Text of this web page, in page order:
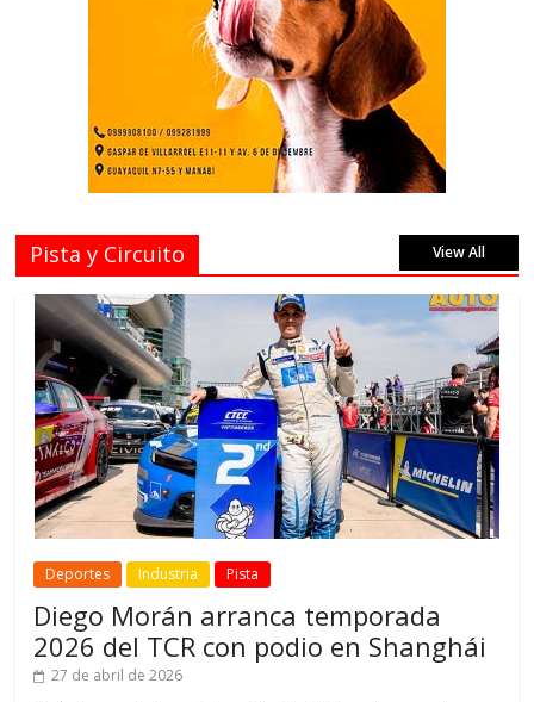
Pista y Circuito View All
Deportes Industria Pista
Diego Morán arranca temporada
2026 del TCR con podio en Shanghái
27 de abril de 2026